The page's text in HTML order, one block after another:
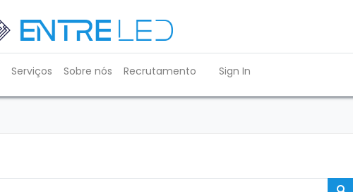
Serviços Sobre nós Recrutamento Sign In